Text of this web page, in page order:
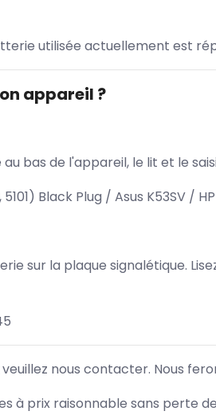
utilisée actuellement est
appareil ?
bas de l'appareil, le lit et le
Black Plug / Asus K53SV /
sur la plaque signalétique.
nous contacter. Nous
à prix raisonnable sans perte